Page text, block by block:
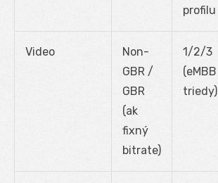
profilu
Video
Non-
GBR /
GBR
(ak
fixný
bitrate)
1/2/3
(eMBB
triedy)